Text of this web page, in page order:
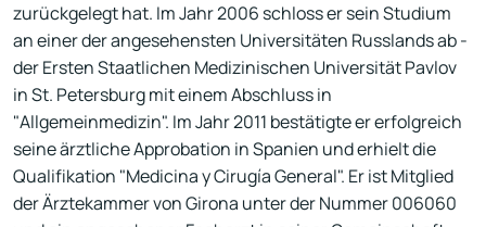
zurückgelegt hat. Im Jahr 2006 schloss er sein Studium
an einer der angesehensten Universitäten Russlands ab -
der Ersten Staatlichen Medizinischen Universität Pavlov
in St. Petersburg mit einem Abschluss in
"Allgemeinmedizin". Im Jahr 2011 bestätigte er erfolgreich
seine ärztliche Approbation in Spanien und erhielt die
Qualifikation "Medicina y Cirugía General". Er ist Mitglied
der Ärztekammer von Girona unter der Nummer 006060